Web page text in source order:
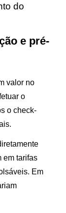
do
e pré-
valor no
o
o check-
em tarifas
Em